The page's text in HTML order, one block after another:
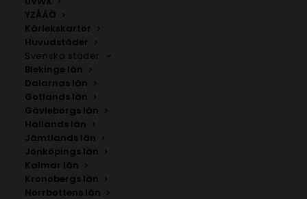
YZÅÄÖ
Kärlekskartor
Huvudstäder
Svenska städer
Blekinge län
Dalarnas län
Gotlands län
Gävleborgs län
Hallands län
Jämtlands län
Jönköpings län
Kalmar län
Kronobergs län
Norrbottens län